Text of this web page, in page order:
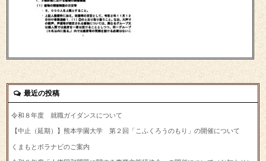
最近の投稿
令和８年度 就職ガイダンスについて
【中止（延期）】熊本学園大学 第２回「こふくろうのもり」の開催について
くまもとボラナビのご案内